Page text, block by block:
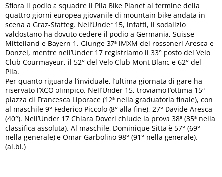
Sfiora il podio a squadre il Pila Bike Planet al termine della
quattro giorni europea giovanile di mountain bike andata in
scena a Graz-Statteg. Nell’Under 15, infatti, il sodalizio
valdostano ha dovuto cedere il podio a Germania, Suisse
Mittelland e Bayern 1. Giunge 37ª lMXM dei rossoneri Aresca e
Donzel, mentre nell’Under 17 registriamo il 33° posto del Velo
Club Courmayeur, il 52° del Velo Club Mont Blanc e 62° del
Pila.
Per quanto riguarda l’inviduale, l’ultima giornata di gare ha
riservato l’XCO olimpico. Nell’Under 15, troviamo l’ottima 15ª
piazza di Francesca Liporace (12ª nella graduatoria finale), con
al maschile 9° Federico Piccolo (8° alla fine), 27° Davide Aresca
(40°). Nell’Under 17 Chiara Doveri chiude la prova 38ª (35ª nella
classifica assoluta). Al maschile, Dominique Sitta è 57° (69°
nella generale) e Omar Garbolino 98° (91° nella generale).
(al.bi.)